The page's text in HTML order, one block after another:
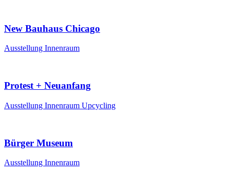
New Bauhaus Chicago
Ausstellung Innenraum
Protest + Neuanfang
Ausstellung Innenraum Upcycling
Bürger Museum
Ausstellung Innenraum